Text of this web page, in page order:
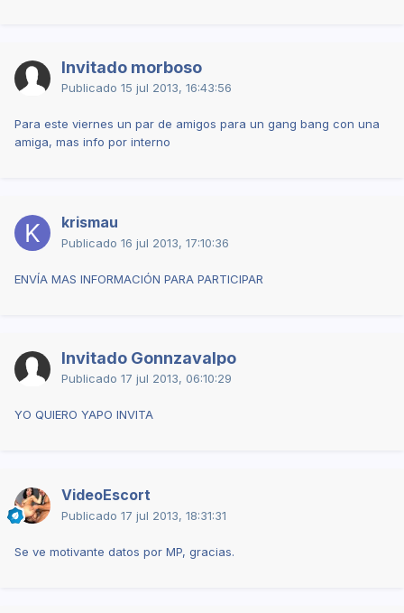
Invitado morboso
Publicado 15 jul 2013, 16:43:56
Para este viernes un par de amigos para un gang bang con una
amiga, mas info por interno
krismau
Publicado 16 jul 2013, 17:10:36
ENVÍA MAS INFORMACIÓN PARA PARTICIPAR
Invitado Gonnzavalpo
Publicado 17 jul 2013, 06:10:29
YO QUIERO YAPO INVITA
VideoEscort
Publicado 17 jul 2013, 18:31:31
Se ve motivante datos por MP, gracias.